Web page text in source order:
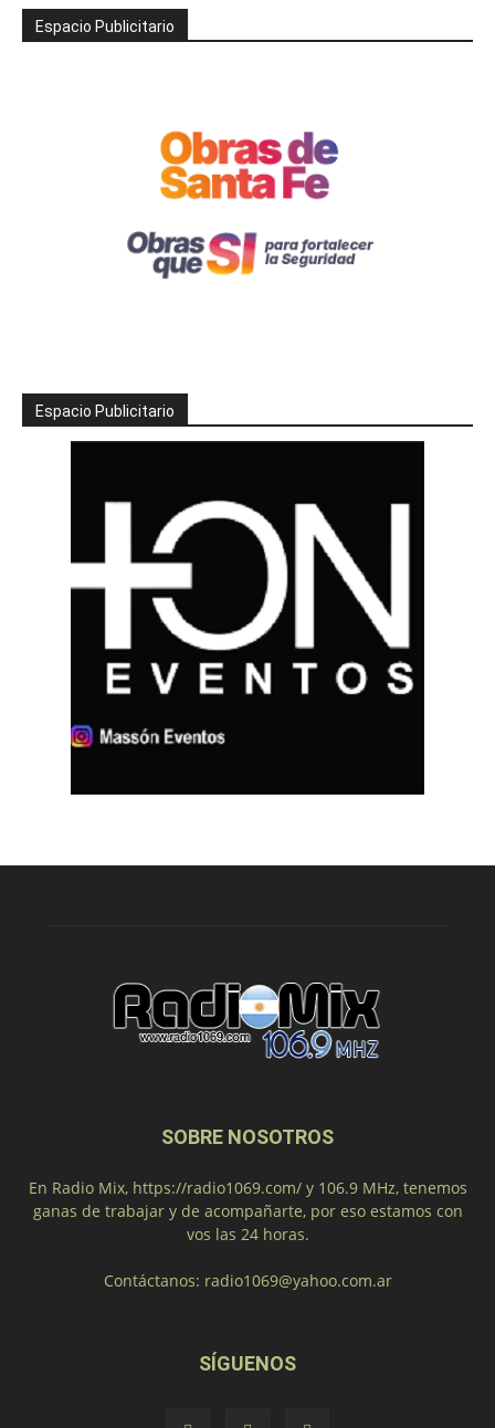
Espacio Publicitario
Espacio Publicitario
SOBRE NOSOTROS
En Radio Mix, https://radio1069.com/ y 106.9 MHz, tenemos
ganas de trabajar y de acompañarte, por eso estamos con
vos las 24 horas.
Contáctanos: radio1069@yahoo.com.ar
SÍGUENOS